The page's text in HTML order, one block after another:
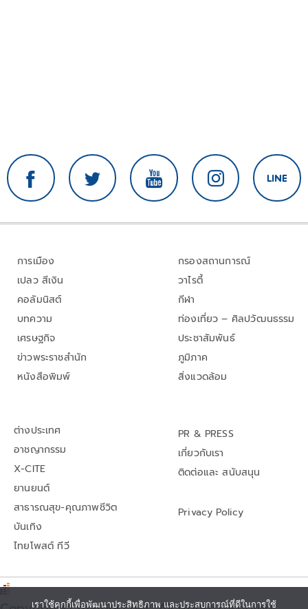
การเมือง
เปลว สีเงิน
คอลัมนิสต์
บทความ
เศรษฐกิจ
ข่าวพระราชสำนัก
หนังสือพิมพ์
กรองสถานการณ์
วาไรตี้
กีฬา
ท่องเที่ยว – ศิลปวัฒนธรรม
ประชาสัมพันธ์
ภูมิภาค
สิ่งแวดล้อม
ต่างประเทศ
อาชญากรรม
X-CITE
ยานยนต์
สาธารณสุข-คุณภาพชีวิต
บันเทิง
ไทยโพสต์ ทีวี
PR & PRESS
เกี่ยวกับเรา
ติดต่อและ สนับสนุน
Privacy Policy
เราใช้คุกกี้เพื่อพัฒนาประสิทธิภาพ และประสบการณ์ที่ดีในการใช้